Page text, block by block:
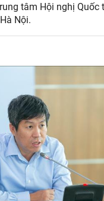
tâm Hội nghị Quốc
Nội.